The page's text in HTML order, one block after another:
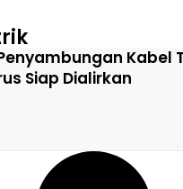
Penyambungan Kabel
Siap Dialirkan